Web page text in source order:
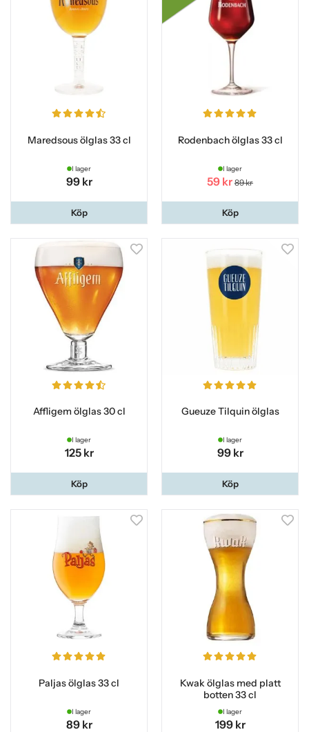
Maredsous ölglas 33 cl
I lager
99 kr
Köp
Rodenbach ölglas 33 cl
I lager
59 kr 89 kr
Köp
Affligem ölglas 30 cl
I lager
125 kr
Köp
Gueuze Tilquin ölglas
I lager
99 kr
Köp
Paljas ölglas 33 cl
I lager
89 kr
Kwak ölglas med platt
botten 33 cl
I lager
199 kr